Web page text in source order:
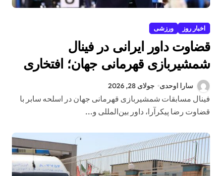
اخبار روز ورزشی
قضاوت داور ایرانی در فینال
شمشیربازی قهرمانی جهان؛ افتخاری
دیگر برای داوری ایران
سارا اوحدی جولای 28, 2026
فینال مسابقات شمشیربازی قهرمانی جهان در اسلحه سابر با
قضاوت رضا پیکرآرا، داور بین‌المللی و...